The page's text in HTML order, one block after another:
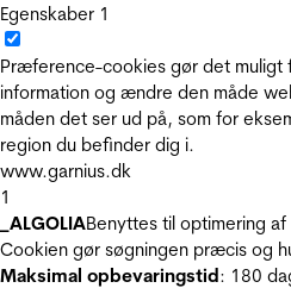
Egenskaber 1
Præference-cookies gør det muligt
information og ændre den måde
måden det ser ud på, som for
region du befinder dig i.
www.garnius.dk
1
_ALGOLIABenyttes til optimering
Cookien gør søgningen præcis og
Maksimal opbevaringstid: 180